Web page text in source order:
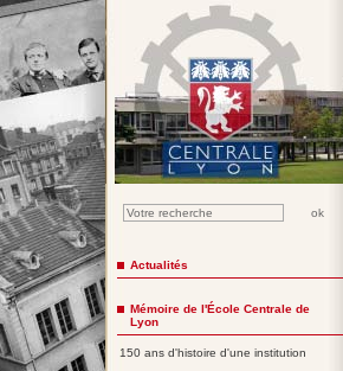
Actualités
Mémoire de l'École Centrale de
Lyon
150 ans d'histoire d'une institution